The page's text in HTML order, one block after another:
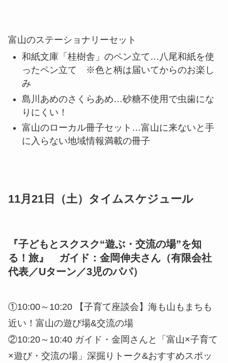
富山のステーショナリーセット
和紙文庫「桂樹舎」のペン立て…八尾和紙を使
ったペン立て ※色と柄は届いてからのお楽し
りにくい！
富山のローカル冊子セット…富山に来ないと手
に入らない地域情報満載の冊子